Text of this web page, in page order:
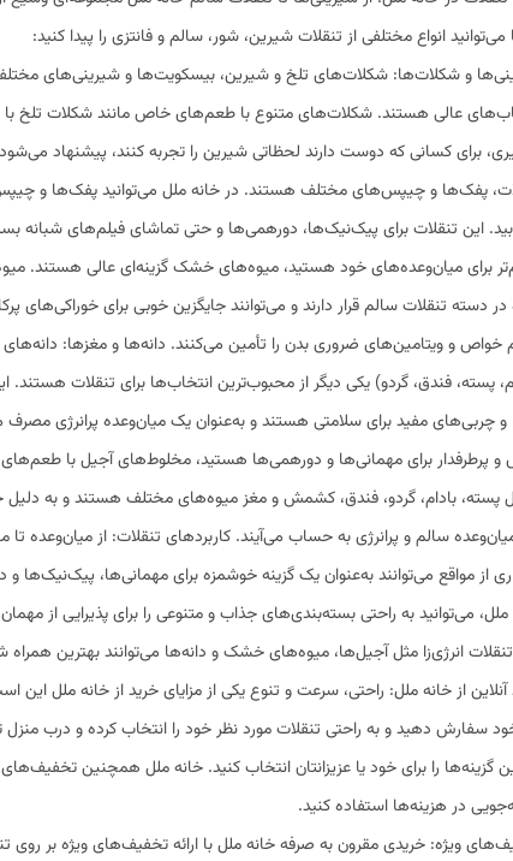
می‌توانید انواع مختلفی از تنقلات شیرین، شور، سالم و فانتزی را پیدا کنید:
و شکلات‌ها: شکلات‌های تلخ و شیرین، بیسکویت‌ها و شیرینی‌های
عالی هستند. شکلات‌های متنوع با طعم‌های خاص مانند شکلات تلخ
برای کسانی که دوست دارند لحظاتی شیرین را تجربه کنند، پیشنهاد
پفک‌ها و چیپس‌های مختلف هستند. در خانه ملل می‌توانید پفک‌ها و
این تنقلات برای پیک‌نیک‌ها، دورهمی‌ها و حتی تماشای فیلم‌های
برای میان‌وعده‌های خود هستید، میوه‌های خشک گزینه‌ای عالی هستند.
دسته تنقلات سالم قرار دارند و می‌توانند جایگزین خوبی برای
و ویتامین‌های ضروری بدن را تأمین می‌کنند. دانه‌ها و مغزها: دانه‌های
پسته، فندق، گردو) یکی دیگر از محبوب‌ترین انتخاب‌ها برای تنقلات
و چربی‌های مفید برای سلامتی هستند و به‌عنوان یک میان‌وعده پرانرژی
پرطرفدار برای مهمانی‌ها و دورهمی‌ها هستید، مخلوط‌های آجیل با طعم‌های
پسته، بادام، گردو، فندق، کشمش و مغز میوه‌های مختلف هستند و به دلیل
سالم و پرانرژی به حساب می‌آیند. کاربردهای تنقلات: از میان‌وعده تا
از مواقع می‌توانند به‌عنوان یک گزینه خوشمزه برای مهمانی‌ها، پیک‌نیک‌ها
ملل، می‌توانید به راحتی بسته‌بندی‌های جذاب و متنوعی را برای پذیرایی از
تنقلات انرژی‌زا مثل آجیل‌ها، میوه‌های خشک و دانه‌ها می‌توانند بهترین همراه
آنلاین از خانه ملل: راحتی، سرعت و تنوع یکی از مزایای خرید از خانه ملل
سفارش دهید و به راحتی تنقلات مورد نظر خود را انتخاب کرده و درب منزل
گزینه‌ها را برای خود یا عزیزانتان انتخاب کنید. خانه ملل همچنین
در هزینه‌ها استفاده کنید.
ویژه: خریدی مقرون به صرفه خانه ملل با ارائه تخفیف‌های ویژه بر